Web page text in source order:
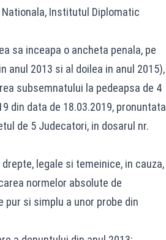
Institutul Diplomatic
sa inceapa o ancheta penala, pe
anul 2013 si al doilea in anul 2015),
subsemnatului la pedeapsa de 4
din data de 18.03.2019, pronuntata
de 5 Judecatori, in dosarul nr.
legale si temeinice, in cauza,
normelor absolute de
si simplu a unor probe din